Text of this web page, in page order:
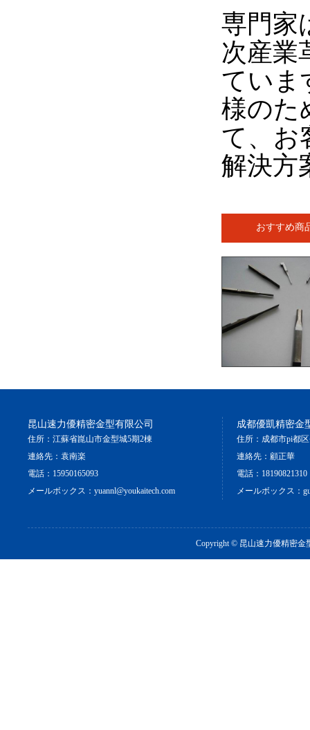
専門家
次産業
ていま
様のた
て、お
解決方
おすすめ商
タングステン鋼
昆山速力優精密金型有限公司
住所：江蘇省崑山市金型城5期2棟
連絡先：袁南楽
電話：15950165093
メールボックス：yuannl@youkaitech.com
成都優凱精密金
住所：成都市pi都
連絡先：顧正華
電話：18190821310
メールボックス：
Copyright © 昆山速力優精密金